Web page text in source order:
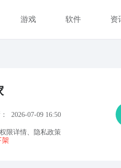
游戏 软件 资
2026-07-09 16:50
权限详情 隐私政策